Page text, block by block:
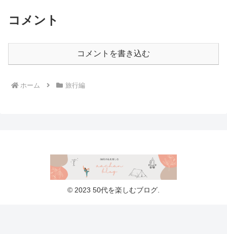
コメント
コメントを書き込む
ホーム 旅行編
© 2023 50代を楽しむブログ.